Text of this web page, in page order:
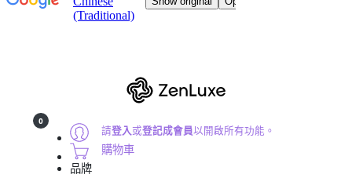
請登入或登記成會員以開啟所有功能。
0
購物車
品牌